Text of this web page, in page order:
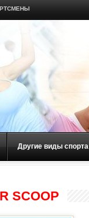
Другие виды спорта
SCOOP